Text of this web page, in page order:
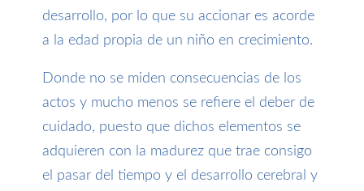
desarrollo, por lo que su accionar es acorde
a la edad propia de un niño en crecimiento.
Donde no se miden consecuencias de los
actos y mucho menos se refiere el deber de
cuidado, puesto que dichos elementos se
adquieren con la madurez que trae consigo
el pasar del tiempo y el desarrollo cerebral y